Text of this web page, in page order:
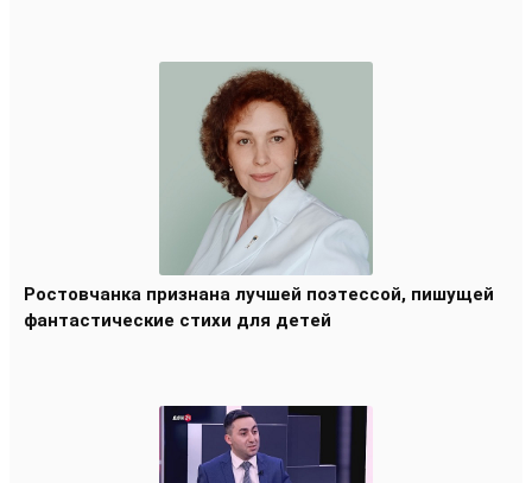
Ростовчанка признана лучшей поэтессой, пишущей
фантастические стихи для детей